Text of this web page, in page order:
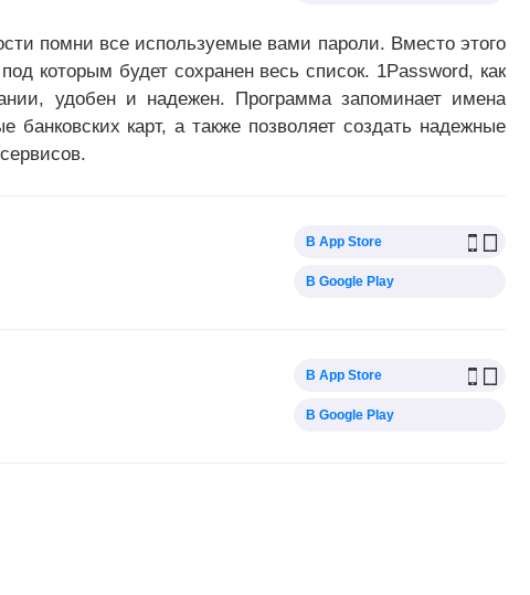
помни все используемые вами пароли. Вместо этого
которым будет сохранен весь список. 1Password, как
удобен и надежен. Программа запоминает имена
банковских карт, а также позволяет создать надежные
В App Store
В Google Play
В App Store
В Google Play